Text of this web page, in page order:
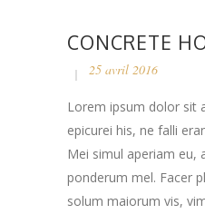
CONCRETE
25 avril 2016
Lorem ipsum dolor sit
epicurei his, ne falli
Mei simul aperiam eu,
ponderum mel. Facer
solum maiorum vis,